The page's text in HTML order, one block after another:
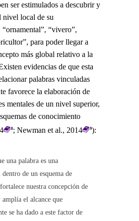
ser estimulados a descubrir y
nivel local de su
“ornamental”, “vivero”,
para poder llegar a
más global relativo a la
evidencias de que esta
palabras vinculadas
favorece la elaboración de
mentales de un nivel superior,
de conocimiento
8; Newman et al., 2014 9):
una palabra es una
dentro de un esquema de
nuestra concepción de
el alcance que
se ha dado a este factor de